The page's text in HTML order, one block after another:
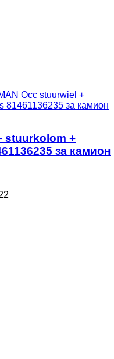
Occ stuurwiel +
81461136235 за камион
stuurkolom +
за камион